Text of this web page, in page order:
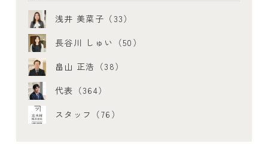
浅井 美菜子（33）
長谷川 しゅい（50）
畠山 正浩（38）
代表（364）
スタッフ（76）